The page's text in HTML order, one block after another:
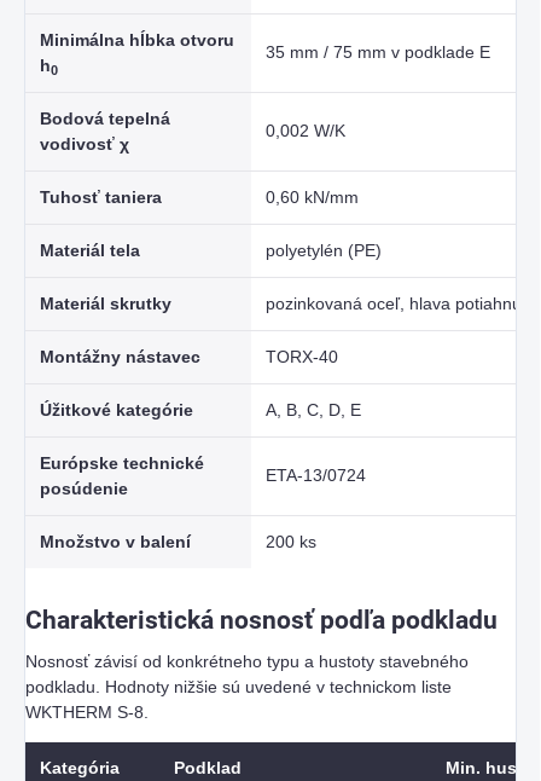
Minimálna hĺbka otvoru
h0
35 mm / 75 mm v podklade E
Bodová tepelná
vodivosť χ
0,002 W/K
Tuhosť taniera 0,60 kN/mm
Materiál tela polyetylén (PE)
Materiál skrutky pozinkovaná oceľ, hlava potiahnutá
Montážny nástavec TORX-40
Úžitkové kategórie A, B, C, D, E
Európske technické
posúdenie
ETA-13/0724
Množstvo v balení 200 ks
Charakteristická nosnosť podľa podkladu
Nosnosť závisí od konkrétneho typu a hustoty stavebného
podkladu. Hodnoty nižšie sú uvedené v technickom liste
WKTHERM S-8.
Kategória Podklad Min.